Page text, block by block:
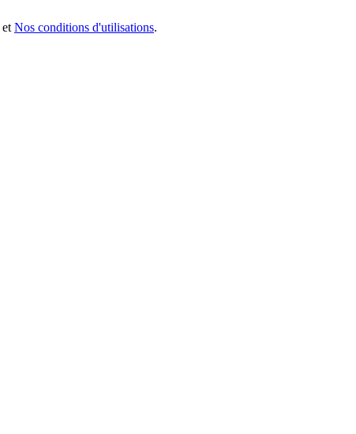
et Nos conditions d'utilisations.